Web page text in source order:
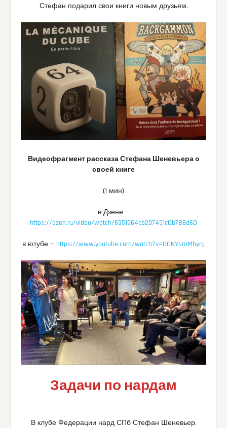
Стефан подарил свои книги новым друзьям.
Видеофрагмент рассказа Стефана Шеневьера о
своей книге
(1 мин)
в Дзене —
https://dzen.ru/video/watch/6951964cb297451c0b786d60
в ютубе — https://www.youtube.com/watch?v=G0NYsmMhyrg
Задачи по нардам
В клубе Федерации нард СПб Стефан Шеневьер,